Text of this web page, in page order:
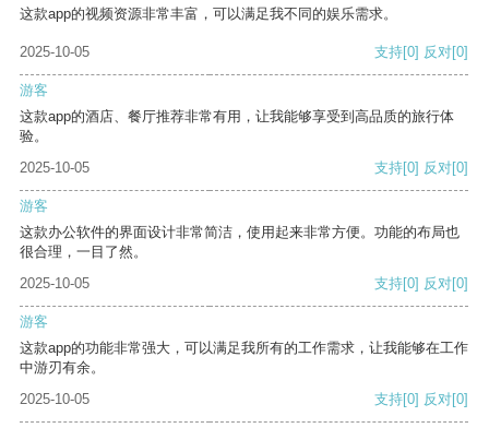
这款app的视频资源非常丰富，可以满足我不同的娱乐需求。
2025-10-05 支持[0] 反对[0]
游客
这款app的酒店、餐厅推荐非常有用，让我能够享受到高品质的旅行体
验。
2025-10-05
支持[0] 反对[0]
游客
这款办公软件的界面设计非常简洁，使用起来非常方便。功能的布局也
很合理，一目了然。
2025-10-05
支持[0] 反对[0]
游客
这款app的功能非常强大，可以满足我所有的工作需求，让我能够在工作
中游刃有余。
2025-10-05
支持[0] 反对[0]